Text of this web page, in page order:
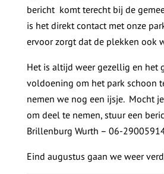
bericht komt terecht bij de
is het direkt contact met onze
ervoor zorgt dat de plekken ook
Het is altijd weer gezellig en het
voldoening om het park schoon
nemen we nog een ijsje. Mocht
om deel te nemen, stuur een
Brillenburg Wurth – 06-
Eind augustus gaan we weer